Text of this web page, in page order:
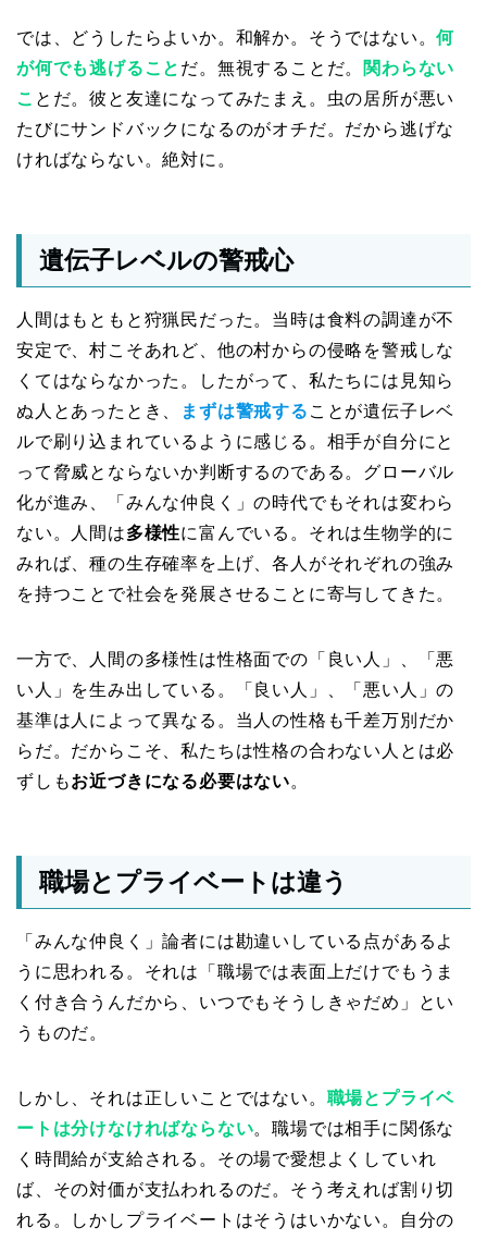
では、どうしたらよいか。和解か。そうではない。何
が何でも逃げること だ。無視することだ。
関わらない
こ とだ。彼と友達になってみたまえ。虫の居所が悪い
たびにサンドバックになるのがオチだ。だから逃げな
ければならない。絶対に。
遺伝子レベルの警戒心
人間はもともと狩猟民だった。当時は食料の調達が不
安定で、村こそあれど、他の村からの侵略を警戒しな
くてはならなかった。したがって、私たちには見知ら
ぬ人とあったとき、
まずは警戒する ことが遺伝子レベ
ルで刷り込まれているように感じる。相手が自分にと
って脅威とならないか判断するのである。グローバル
化が進み、「みんな仲良く」の時代でもそれは変わら
ない。人間は多様性に富んでいる。それは生物学的に
みれば、種の生存確率を上げ、各人がそれぞれの強み
を持つことで社会を発展させることに寄与してきた。
一方で、人間の多様性は性格面での「良い人」、「悪
い人」を生み出している。「良い人」、「悪い人」の
基準は人によって異なる。当人の性格も千差万別だか
らだ。だからこそ、私たちは性格の合わない人とは必
ずしもお近づきになる必要はない。
職場とプライベートは違う
「みんな仲良く」論者には勘違いしている点があるよ
うに思われる。それは「職場では表面上だけでもうま
く付き合うんだから、いつでもそうしきゃだめ」とい
うものだ。
しかし、それは正しいことではない。 職場とプライベ
ートは分けなければならない。職場では相手に関係な
く時間給が支給される。その場で愛想よくしていれ
ば、その対価が支払われるのだ。そう考えれば割り切
れる。しかしプライベートはそうはいかない。自分の